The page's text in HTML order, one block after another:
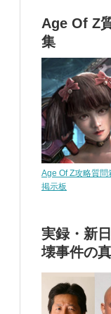
Age Of Z
集
Age Of Z攻略質
掲示板
実録・新
壊事件の